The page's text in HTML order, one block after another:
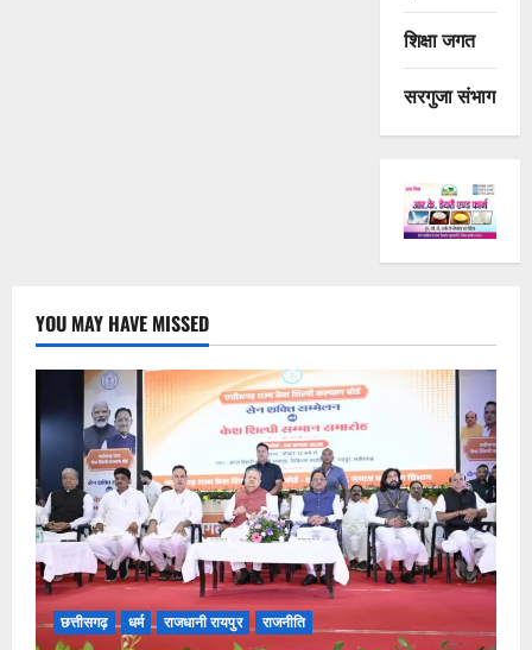
शिक्षा जगत
सरगुजा संभाग
YOU MAY HAVE MISSED
छत्तीसगढ़ धर्म राजधानी रायपुर राजनीति